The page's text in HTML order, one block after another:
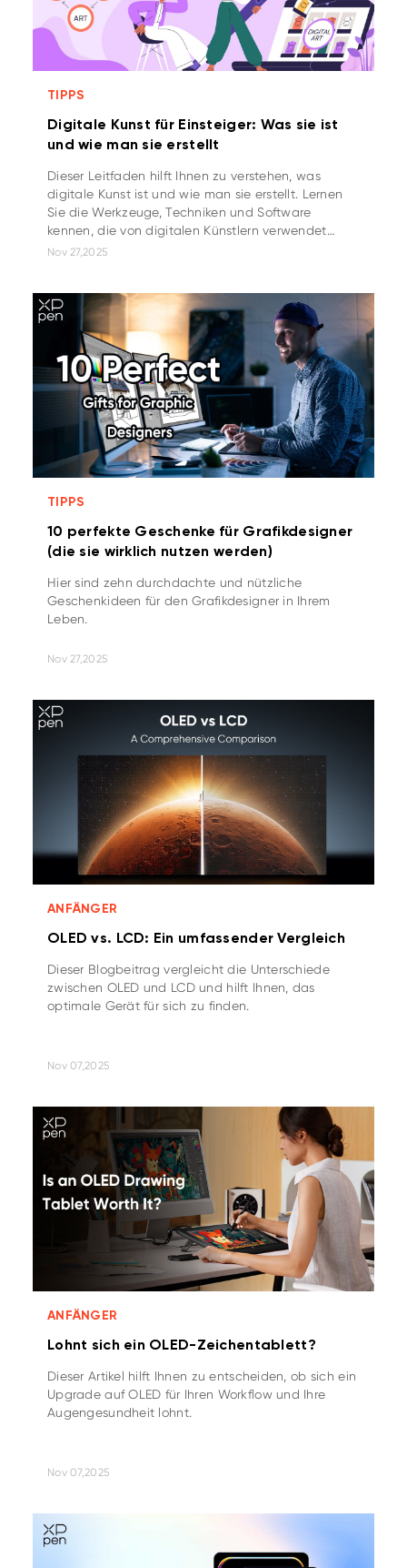
TIPPS
Digitale Kunst für Einsteiger: Was sie ist
und wie man sie erstellt
Dieser Leitfaden hilft Ihnen zu verstehen, was
digitale Kunst ist und wie man sie erstellt. Lernen
Sie die Werkzeuge, Techniken und Software
kennen, die von digitalen Künstlern verwendet
werden.
Nov 27,2025
TIPPS
10 perfekte Geschenke für Grafikdesigner
(die sie wirklich nutzen werden)
Hier sind zehn durchdachte und nützliche
Geschenkideen für den Grafikdesigner in Ihrem
Leben.
Nov 27,2025
ANFÄNGER
OLED vs. LCD: Ein umfassender Vergleich
Dieser Blogbeitrag vergleicht die Unterschiede
zwischen OLED und LCD und hilft Ihnen, das
optimale Gerät für sich zu finden.
Nov 07,2025
ANFÄNGER
Lohnt sich ein OLED-Zeichentablett?
Dieser Artikel hilft Ihnen zu entscheiden, ob sich ein
Upgrade auf OLED für Ihren Workflow und Ihre
Augengesundheit lohnt.
Nov 07,2025